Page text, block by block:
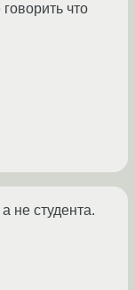
что
не студента.